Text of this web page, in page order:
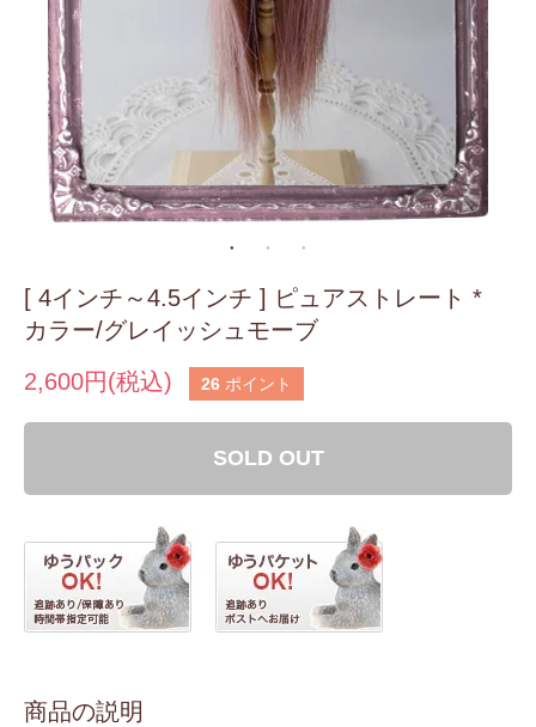
[ 4インチ～4.5インチ ] ピュアストレート *
カラー/グレイッシュモーブ
2,600円(税込)
26 ポイント
SOLD OUT
商品の説明